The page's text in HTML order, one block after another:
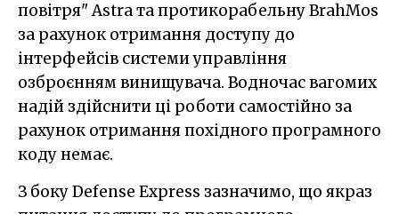
повітря" Astra та протикорабельну BrahMos
за рахунок отримання доступу до
інтерфейсів системи управління
озброєнням винищувача. Водночас вагомих
надій здійснити ці роботи самостійно за
рахунок отримання похідного програмного
коду немає.
З боку Defense Express зазначимо, що якраз